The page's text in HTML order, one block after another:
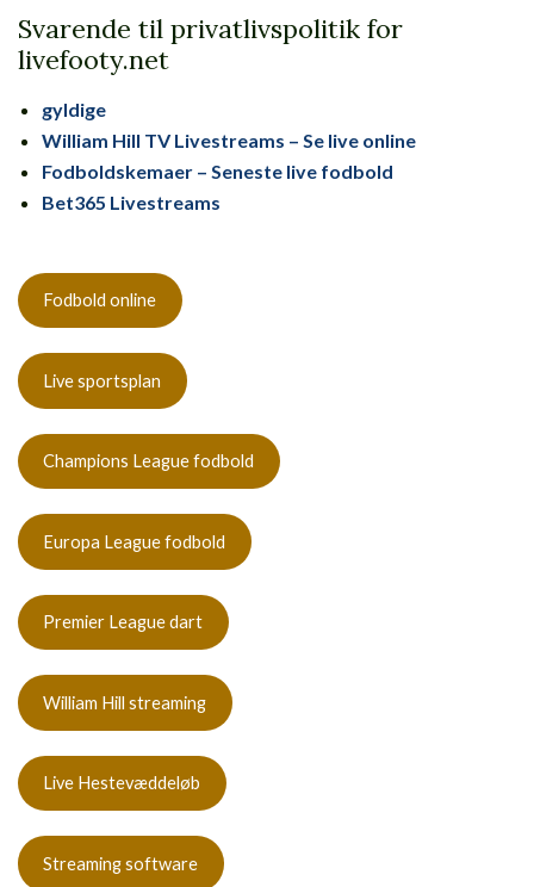
Svarende til privatlivspolitik for
livefooty.net
gyldige
William Hill TV Livestreams – Se live online
Fodboldskemaer – Seneste live fodbold
Bet365 Livestreams
Fodbold online
Live sportsplan
Champions League fodbold
Europa League fodbold
Premier League dart
William Hill streaming
Live Hestevæddeløb
Streaming software